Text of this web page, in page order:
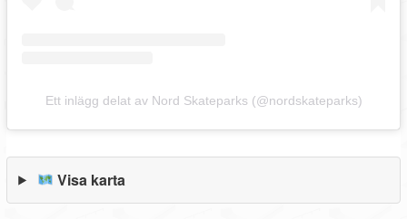
Ett inlägg delat av Nord Skateparks (@nordskateparks)
Visa karta